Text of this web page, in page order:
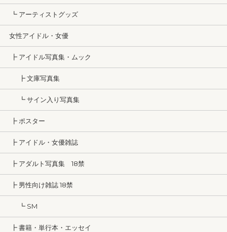
┗ アーティストグッズ
女性アイドル・女優
┣ アイドル写真集・ムック
┣ 文庫写真集
┗ サイン入り写真集
┣ ポスター
┣ アイドル・女優雑誌
┣ アダルト写真集 18禁
┣ 男性向け雑誌 18禁
┗ SM
┣ 書籍・単行本・エッセイ